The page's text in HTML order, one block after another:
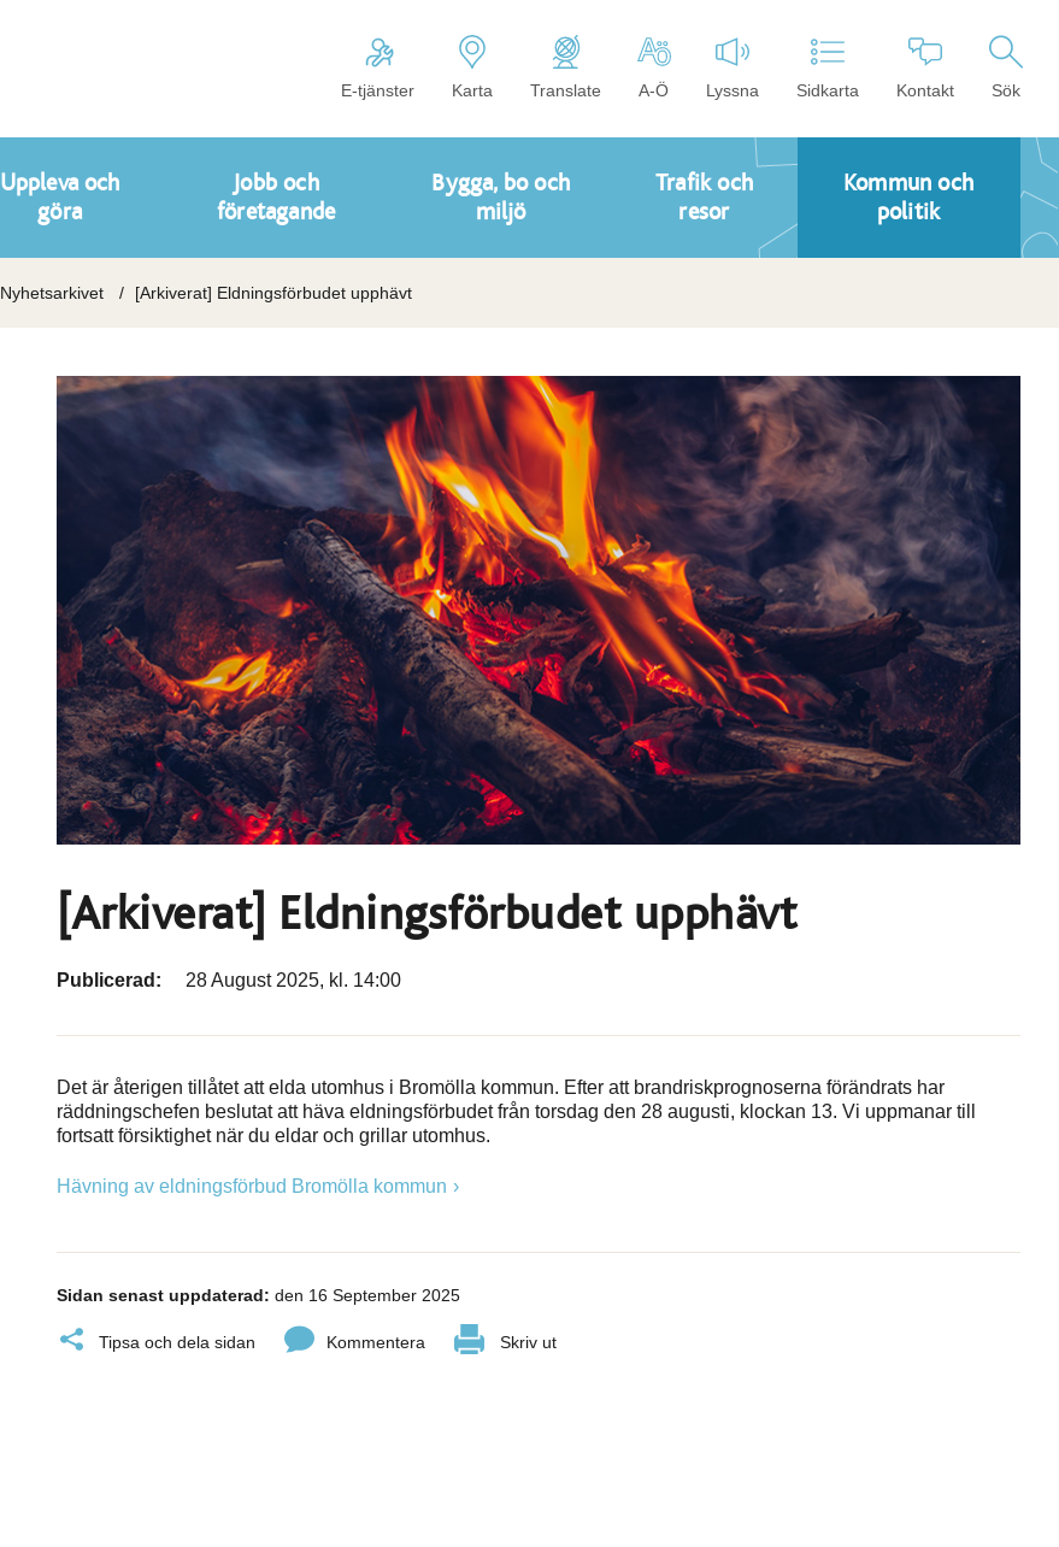
E-tjänster Karta Translate A-Ö Lyssna Sidkarta Kontakt Sök
Uppleva och
göra
Jobb och
företagande
Bygga, bo och
miljö
Trafik och
resor
Kommun och
politik
Nyhetsarkivet [Arkiverat] Eldningsförbudet upphävt
[Arkiverat] Eldningsförbudet upphävt
Publicerad: 28 August 2025, kl. 14:00
Det är återigen tillåtet att elda utomhus i Bromölla kommun. Efter att brandriskprognoserna förändrats har
räddningschefen beslutat att häva eldningsförbudet från torsdag den 28 augusti, klockan 13. Vi uppmanar till
fortsatt försiktighet när du eldar och grillar utomhus.
Hävning av eldningsförbud Bromölla kommun
Sidan senast uppdaterad: den 16 September 2025
Tipsa och dela sidan Kommentera Skriv ut